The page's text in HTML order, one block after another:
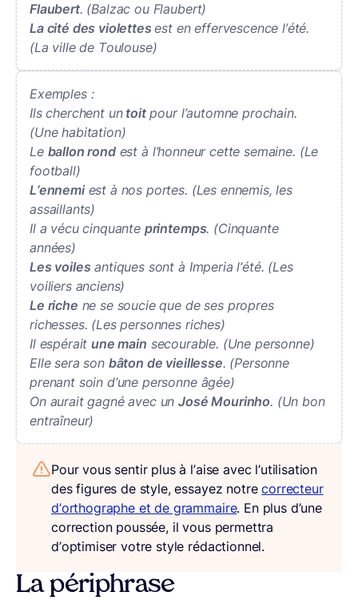
Flaubert. (Balzac ou Flaubert)
La cité des violettesest en effervescence l’été.
(La ville de Toulouse)
Exemples :
Ils cherchent untoitpour l’automne prochain.
(Une habitation)
Le ballon rondest à l’honneur cette semaine. (Le
football)
L’ennemiest à nos portes. (Les ennemis, les
assaillants)
Il a vécu cinquante printemps. (Cinquante
années)
Les voiles antiques sont à Imperia l’été. (Les
voiliers anciens)
Le riche ne se soucie que de ses propres
richesses. (Les personnes riches)
Il espéraitune main secourable. (Une personne)
Elle sera son bâton de vieillesse. (Personne
prenant soin d’une personne âgée)
On aurait gagné avec unJosé Mourinho. (Un bon
entraîneur)
Pour vous sentir plus à l’aise avec l’utilisation
des figures de style, essayez notrecorrecteur
d’orthographe et de grammaire. En plus d’une
correction poussée, il vous permettra
d’optimiser votre style rédactionnel.
La périphrase